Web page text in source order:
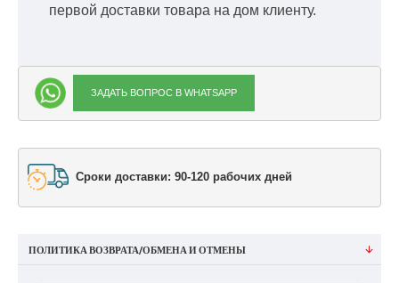
первой доставки товара на дом клиенту.
ЗАДАТЬ ВОПРОС В WHATSAPP
Сроки доставки: 90-120 рабочих дней
ПОЛИТИКА ВОЗВРАТА/ОБМЕНА И ОТМЕНЫ